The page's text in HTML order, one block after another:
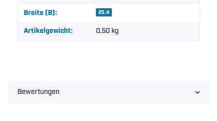
Breite (B): 25.4
Artikelgewicht: 0,50 kg
Bewertungen